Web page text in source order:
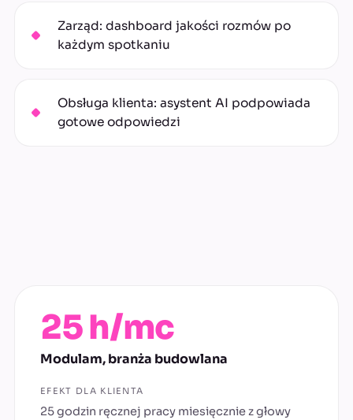
Zarząd: dashboard jakości rozmów po
każdym spotkaniu
Obsługa klienta: asystent AI podpowiada
gotowe odpowiedzi
25 h/mc
Modulam, branża budowlana
EFEKT DLA KLIENTA
25 godzin ręcznej pracy miesięcznie z głowy